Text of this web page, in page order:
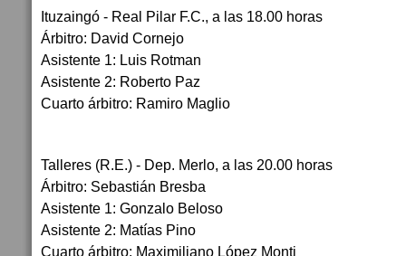
Ituzaingó - Real Pilar F.C., a las 18.00 horas
Árbitro: David Cornejo
Asistente 1: Luis Rotman
Asistente 2: Roberto Paz
Cuarto árbitro: Ramiro Maglio
Talleres (R.E.) - Dep. Merlo, a las 20.00 horas
Árbitro: Sebastián Bresba
Asistente 1: Gonzalo Beloso
Asistente 2: Matías Pino
Cuarto árbitro: Maximiliano López Monti